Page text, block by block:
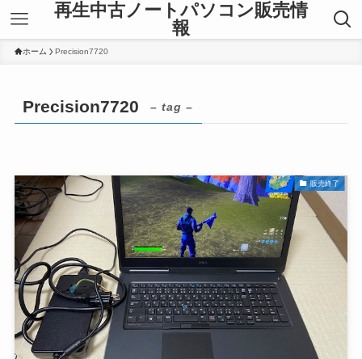
再生中古ノートパソコン販売情
報
ホーム Precision7720
Precision7720 – tag –
販売終了